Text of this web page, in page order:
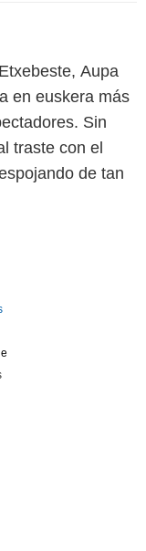
Aupa
en euskera más
Sin
traste con el
de tan